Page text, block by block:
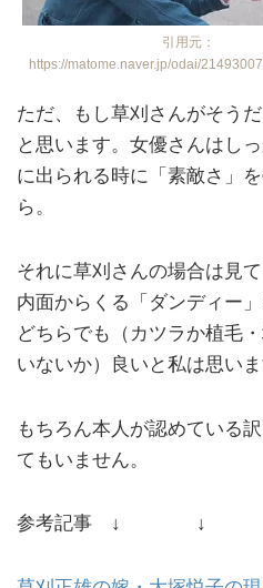
引用元：
https://matome.naver.jp/odai/
ただ、もし草刈さんがそう
と思います。女優さんはし
に出られる時に「素敵さ」
ら。
それに草刈さんの場合は見
内面からくる「ダンディー
どちらでも（カツラか植毛
いないか）良いと私は思いま
もちろん本人が認めている
てもいません。
参考記事 ↓ ↓